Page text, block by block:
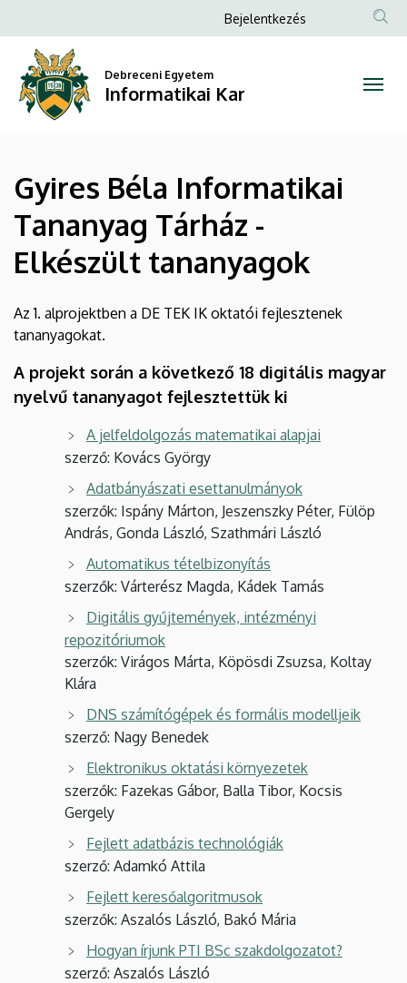
Béla
Informatikai
Tananyag
Elkészült
tananyagok
Informatikai
Kar
a
tartalomra
Anonim
menüje
Bejelentkezés
Debreceni Egyetem
Informatikai Kar
Gyires Béla Informatikai
Tananyag Tárház -
Elkészült tananyagok
Az 1. alprojektben a DE TEK IK oktatói fejlesztenek
tananyagokat.
A projekt során a következő 18 digitális magyar
nyelvű tananyagot fejlesztettük ki
A jelfeldolgozás matematikai alapjai
szerző: Kovács György
Adatbányászati esettanulmányok
szerzők: Ispány Márton, Jeszenszky Péter, Fülöp
András, Gonda László, Szathmári László
Automatikus tételbizonyítás
szerzők: Várterész Magda, Kádek Tamás
Digitális gyűjtemények, intézményi
repozitóriumok
szerzők: Virágos Márta, Köpösdi Zsuzsa, Koltay
Klára
DNS számítógépek és formális modelljeik
szerző: Nagy Benedek
Elektronikus oktatási környezetek
szerzők: Fazekas Gábor, Balla Tibor, Kocsis
Gergely
Fejlett adatbázis technológiák
szerző: Adamkó Attila
Fejlett keresőalgoritmusok
szerzők: Aszalós László, Bakó Mária
Hogyan írjunk PTI BSc szakdolgozatot?
szerző: Aszalós László